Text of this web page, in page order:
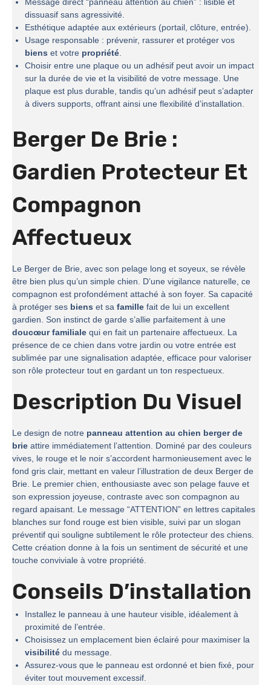
Message direct “panneau attention au chien” : lisible et
dissuasif sans agressivité.
Esthétique adaptée aux extérieurs (portail, clôture, entrée).
Usage responsable : prévenir, rassurer et protéger vos
biens et votre propriété.
Choisir entre une plaque ou un adhésif peut avoir un impact
sur la durée de vie et la visibilité de votre message. Une
plaque est plus durable, tandis qu’un adhésif peut s’adapter
à divers supports, offrant ainsi une flexibilité d’installation.
Berger De Brie :
Gardien Protecteur Et
Compagnon
Affectueux
Le Berger de Brie, avec son pelage long et soyeux, se révèle
être bien plus qu’un simple chien. D’une vigilance naturelle, ce
compagnon est profondément attaché à son foyer. Sa capacité
à protéger ses biens et sa famille fait de lui un excellent
gardien. Son instinct de garde s’allie parfaitement à une
doucœur familiale qui en fait un partenaire affectueux. La
présence de ce chien dans votre jardin ou votre entrée est
sublimée par une signalisation adaptée, efficace pour valoriser
son rôle protecteur tout en gardant un ton respectueux.
Description Du Visuel
Le design de notre panneau attention au chien berger de
brie attire immédiatement l’attention. Dominé par des couleurs
vives, le rouge et le noir s’accordent harmonieusement avec le
fond gris clair, mettant en valeur l’illustration de deux Berger de
Brie. Le premier chien, enthousiaste avec son pelage fauve et
son expression joyeuse, contraste avec son compagnon au
regard apaisant. Le message “ATTENTION” en lettres capitales
blanches sur fond rouge est bien visible, suivi par un slogan
préventif qui souligne subtilement le rôle protecteur des chiens.
Cette création donne à la fois un sentiment de sécurité et une
touche conviviale à votre propriété.
Conseils D’installation
Installez le panneau à une hauteur visible, idéalement à
proximité de l’entrée.
Choisissez un emplacement bien éclairé pour maximiser la
visibilité du message.
Assurez-vous que le panneau est ordonné et bien fixé, pour
éviter tout mouvement excessif.